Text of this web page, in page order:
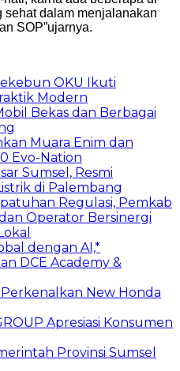
sehat dalam menjalanakan
SOP”ujarnya.
OKU Ikuti
Modern
Bekas dan Berbagai
Muara Enim dan
Evo-Nation
Sumsel, Resmi
di Palembang
Regulasi, Pemkab
Operator Bersinergi
dengan AI,*
DCE Academy &
New Honda
Apresiasi Konsumen
Provinsi Sumsel